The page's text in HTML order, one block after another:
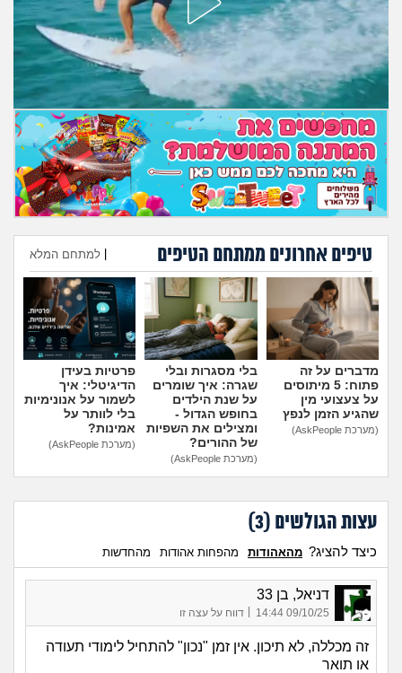
חיות מחמד
יוקר המחיה
גאווה
טיפים אחרונים ממתחם הטיפים למתחם המלא
הוספת טיפ
מדברים על זה
פתוח: 5 מיתוסים
על צעצועי מין
שהגיע הזמן לנפץ
(מערכת AskPeople)
בלי מסגרות ובלי
שגרה: איך שומרים
על שנת הילדים
בחופש הגדול -
ומצילים את השפיות
של ההורים?
(מערכת AskPeople)
פרטיות בעידן
הדיגיטלי: איך
לשמור על אנונימיות
בלי לוותר על
אמינות?
(מערכת AskPeople)
עצות הגולשים (3
)
כיצד להציג? מהאהודות מהפחות אהודות מהחדשות
דניאל, בן 33
09/10/25 14:44
| דווח על עצה זו
זה מכללה, לא תיכון. אין זמן "נכון" להתחיל לימודי תעודה
או תואר